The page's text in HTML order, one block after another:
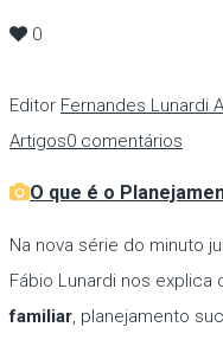
0
Editor Fernandes Lunardi
Artigos0 comentários
O que é o
Na nova série do minuto
Fábio Lunardi nos explica
familiar, planejamento